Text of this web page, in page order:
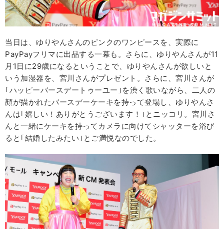
当日は、ゆりやんさんのピンクのワンピースを、実際に
PayPayフリマに出品する一幕も。さらに、ゆりやんさんが11
月1日に29歳になるということで、ゆりやんさんが欲しいと
いう加湿器を、宮川さんがプレゼント。さらに、宮川さんが
｢ハッピーバースデートゥーユー｣を渋く歌いながら、二人の
顔が描かれたバースデーケーキを持って登場し、ゆりやんさ
んは｢嬉しい！ありがとうございます！｣とニッコリ。宮川さ
んと一緒にケーキを持ってカメラに向けてシャッターを浴び
ると｢結婚したみたい｣とご満悦なのでした。